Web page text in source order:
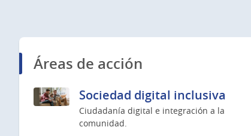
Áreas de acción
Sociedad digital inclusiva
Ciudadanía digital e integración a la
comunidad.